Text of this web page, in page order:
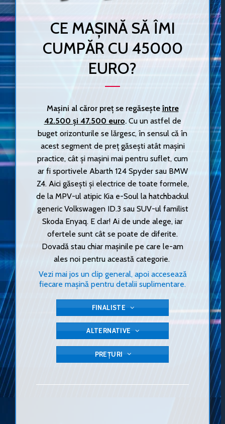
CE MAȘINĂ SĂ ÎMI
CUMPĂR CU 45000
EURO?
Mașini al căror preț se regăsește între
42.500 și 47.500 euro. Cu un astfel de
buget orizonturile se lărgesc, în sensul că în
acest segment de preț găsești atât mașini
practice, cât și mașini mai pentru suflet, cum
ar fi sportivele Abarth 124 Spyder sau BMW
Z4. Aici găsești și electrice de toate formele,
de la MPV-ul atipic Kia e-Soul la hatchbackul
generic Volkswagen ID.3 sau SUV-ul familist
Skoda Enyaq. E clar! Ai de unde alege, iar
ofertele sunt cât se poate de diferite.
Dovadă stau chiar mașinile pe care le-am
ales noi pentru această categorie.
Vezi mai jos un clip general, apoi accesează
fiecare mașină pentru detalii suplimentare.
FINALISTE
ALTERNATIVE
PREȚURI